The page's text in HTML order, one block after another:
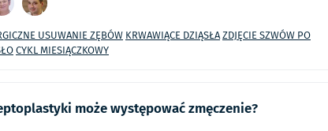
USUWANIE ZĘBÓW KRWAWIĄCE DZIĄSŁAZDJĘCIE SZWÓW PO
CYKL MIESIĄCZKOWY
może występować zmęczenie?